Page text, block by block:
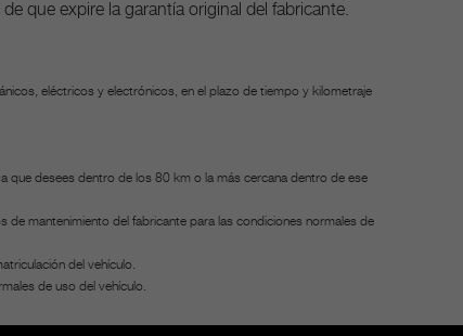
que expire la garantía original del fabricante.
eléctricos y electrónicos, en el plazo de tiempo y kilometraje
que desees dentro de los 80 km o la más cercana dentro de ese
mantenimiento del fabricante para las condiciones normales de
del vehículo.
de uso del vehículo.